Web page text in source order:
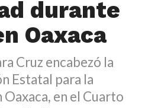
durante
Oaxaca
Cruz encabezó la
Estatal para la
en el Cuarto